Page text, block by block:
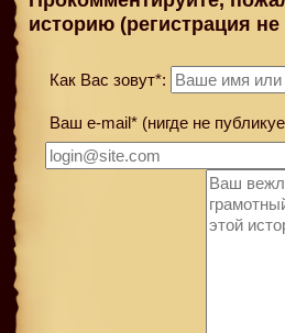
историю (регистрация
Как Вас зовут*:
Ваш e-mail* (нигде не